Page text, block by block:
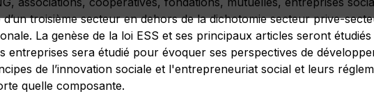
troisième secteur en dehors de la dichotomie secteur prive-
La genèse de la loi ESS et ses principaux articles seront
sera étudié pour évoquer ses perspectives de
de l’innovation sociale et l'entrepreneuriat social et leurs
quelle composante.